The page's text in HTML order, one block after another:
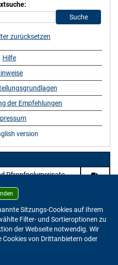
Pfropfpolymerisate
zurücksetzen
Hilfe
der Empfehlungen
version
Sitzungs-Cookies auf Ihrem
Filter- und Sortieroptionen zu
der Webseite notwendig. Wir
Cookies von Drittanbietern oder